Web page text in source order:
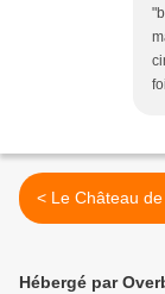
< Le Château
Hébergé par